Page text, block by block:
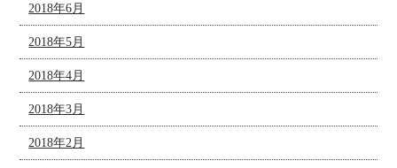
2018年6月
2018年5月
2018年4月
2018年3月
2018年2月